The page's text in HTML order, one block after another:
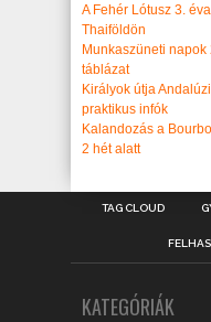
A Fehér Lótusz 3.
Thaiföldön
Munkaszüneti
táblázat
Királyok útja
praktikus infók
Kalandozás a
2 hét alatt
TAG CLOUD
KATEGÓRIÁK